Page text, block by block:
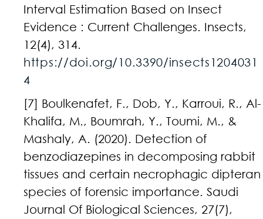
Interval Estimation Based on Insect
Evidence : Current Challenges. Insects,
12(4), 314.
https://doi.org/10.3390/insects1204031
4
[7] Boulkenafet, F., Dob, Y., Karroui, R., Al-
Khalifa, M., Boumrah, Y., Toumi, M., &
Mashaly, A. (2020). Detection of
benzodiazepines in decomposing rabbit
tissues and certain necrophagic dipteran
species of forensic importance. Saudi
Journal Of Biological Sciences, 27(7),